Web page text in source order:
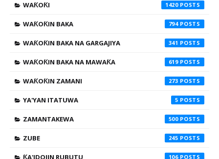
WAƘOƘI 1420
WAƘOƘIN BAKA 794
WAƘOƘIN BAKA NA GARGAJIYA 341
WAƘOƘIN BAKA NA MAWAƘA 619
WAƘOƘIN ZAMANI 273
YA'YAN ITATUWA 5
ZAMANTAKEWA 500
ZUBE 245
ƘA'IDOJIN RUBUTU 106